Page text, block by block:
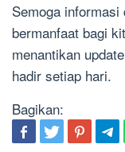
Semoga
bermanfaat bagi
menantikan
hadir setiap hari.
Bagikan: